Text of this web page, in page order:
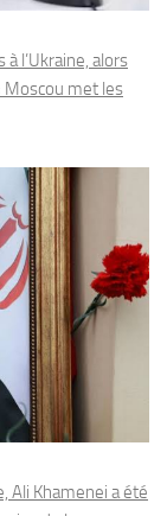
l’Ukraine, alors
Moscou met les
Ali Khamenei a été